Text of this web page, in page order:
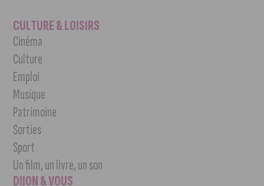
CULTURE & LOISIRS
Cinéma
Culture
Emploi
Musique
Patrimoine
Sorties
Sport
Un film, un livre, un son
DIJON & VOUS